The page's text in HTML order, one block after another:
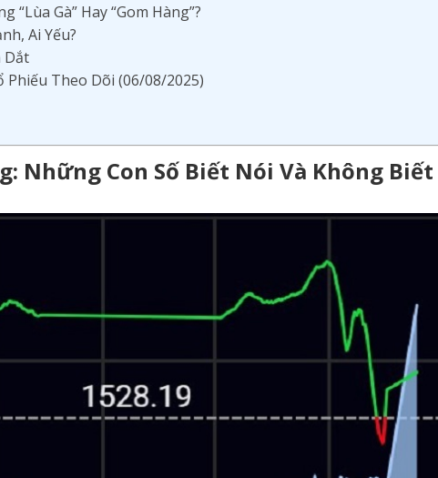
“Lùa Gà” Hay “Gom Hàng”?
Ai Yếu?
Dắt
Phiếu Theo Dõi (06/08/2025)
Những Con Số Biết Nói Và Không Biết